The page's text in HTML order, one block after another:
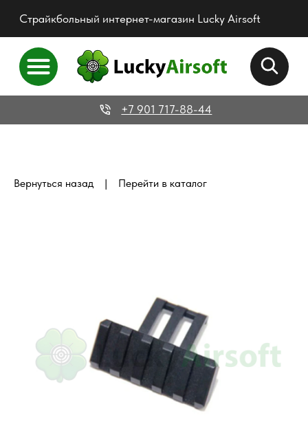
Страйкбольный интернет-магазин Lucky Airsoft
+7 901 717-88-44
Вернуться назад | Перейти в каталог